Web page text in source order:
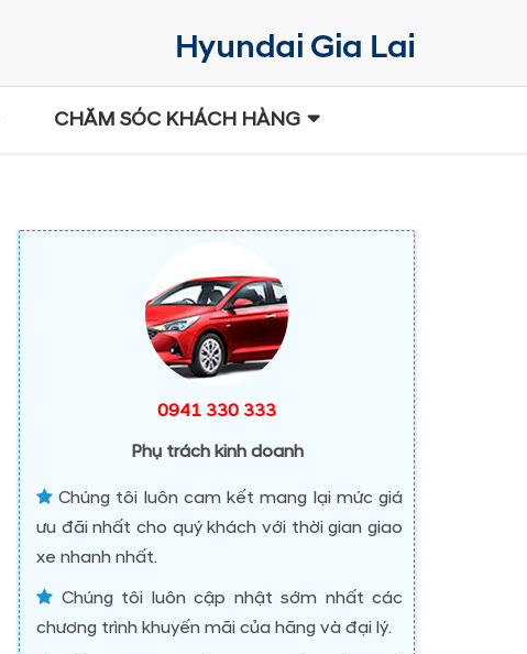
CHĂM SÓC KHÁCH HÀNG
0941 330 333
Phụ trách kinh doanh
Chúng tôi luôn cam kết mang lại mức giá
ưu đãi nhất cho quý khách với thời gian giao
xe nhanh nhất.
Chúng tôi luôn cập nhật sớm nhất các
chương trình khuyến mãi của hãng và đại lý.